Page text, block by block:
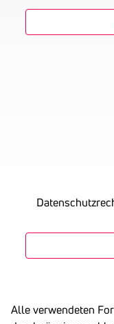
Alle verwendeten